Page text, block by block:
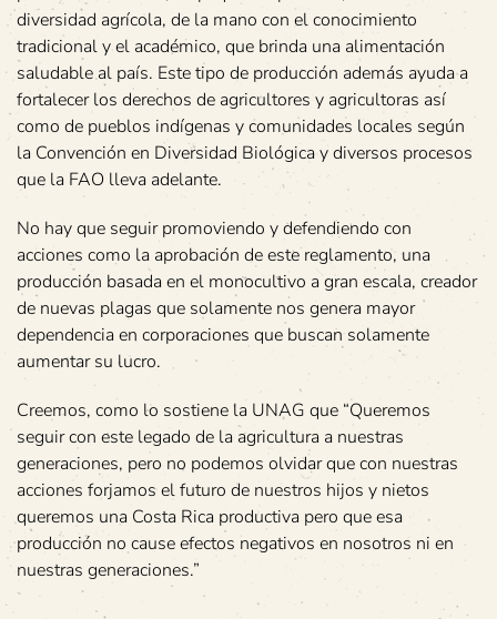
diversidad agrícola, de la mano con el conocimiento
tradicional y el académico, que brinda una alimentación
saludable al país. Este tipo de producción además ayuda a
fortalecer los derechos de agricultores y agricultoras así
como de pueblos indígenas y comunidades locales según
la Convención en Diversidad Biológica y diversos procesos
que la FAO lleva adelante.
No hay que seguir promoviendo y defendiendo con
acciones como la aprobación de este reglamento, una
producción basada en el monocultivo a gran escala, creador
de nuevas plagas que solamente nos genera mayor
dependencia en corporaciones que buscan solamente
aumentar su lucro.
Creemos, como lo sostiene la UNAG que “Queremos
seguir con este legado de la agricultura a nuestras
generaciones, pero no podemos olvidar que con nuestras
acciones forjamos el futuro de nuestros hijos y nietos
queremos una Costa Rica productiva pero que esa
producción no cause efectos negativos en nosotros ni en
nuestras generaciones.”